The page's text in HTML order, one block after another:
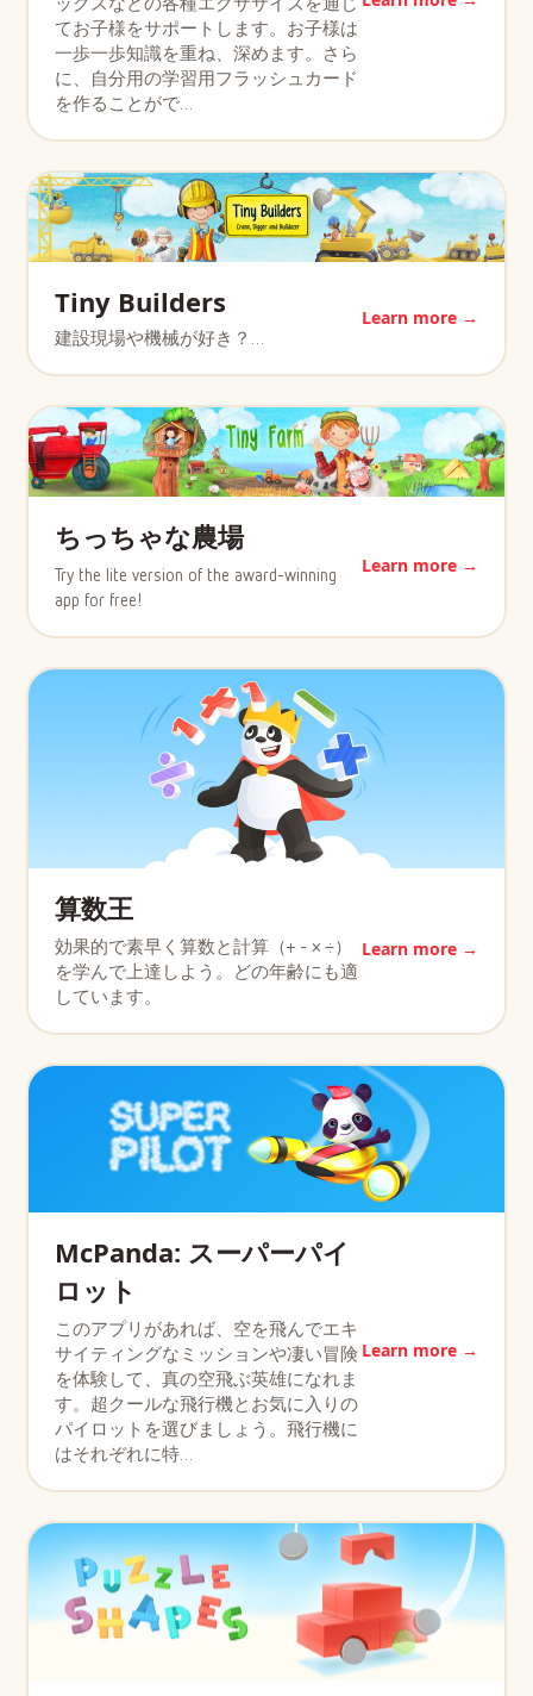
てお子様をサポートします。お子様は
一歩一歩知識を重ね、深めます。さら
に、自分用の学習用フラッシュカード
を作ることがで…
Tiny Builders
建設現場や機械が好き？…
Learn more →
ちっちゃな農場
Try the lite version of the award-winning
app for free!
Learn more →
算数王
効果的で素早く算数と計算（+ - × ÷）
を学んで上達しよう。どの年齢にも適
しています。
Learn more →
McPanda: スーパーパイ
ロット
このアプリがあれば、空を飛んでエキ
サイティングなミッションや凄い冒険
を体験して、真の空飛ぶ英雄になれま
す。超クールな飛行機とお気に入りの
パイロットを選びましょう。飛行機に
はそれぞれに特…
Learn more →